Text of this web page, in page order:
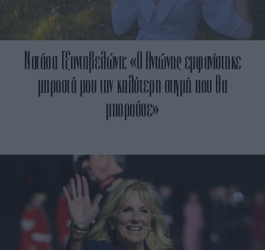
Νατάσα Εξηνταβελώνη: «Ο Αντώνης εμφανίστηκε
μπροστά μου την καλύτερη στιγμή που θα
μπορούσε»